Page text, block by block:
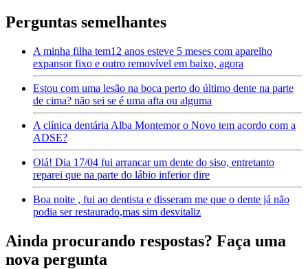
Perguntas semelhantes
A minha filha tem12 anos esteve 5 meses com aparelho
expansor fixo e outro removível em baixo, agora
Estou com uma lesão na boca perto do último dente na parte
de cima? não sei se é uma afta ou alguma
A clínica dentária Alba Montemor o Novo tem acordo com a
ADSE?
Olá! Dia 17/04 fui arrancar um dente do siso, entretanto
reparei que na parte do lábio inferior dire
Boa noite , fui ao dentista e disseram me que o dente já não
podia ser restaurado,mas sim desvitaliz
Ainda procurando respostas? Faça uma
nova pergunta